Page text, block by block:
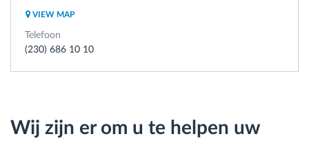
VIEW MAP
Telefoon
(230) 686 10 10
Wij zijn er om u te helpen uw